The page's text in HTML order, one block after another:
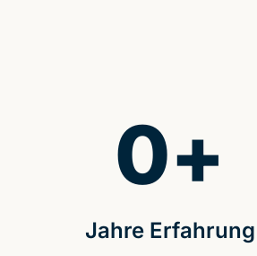
Jahre Erfahrung
0+